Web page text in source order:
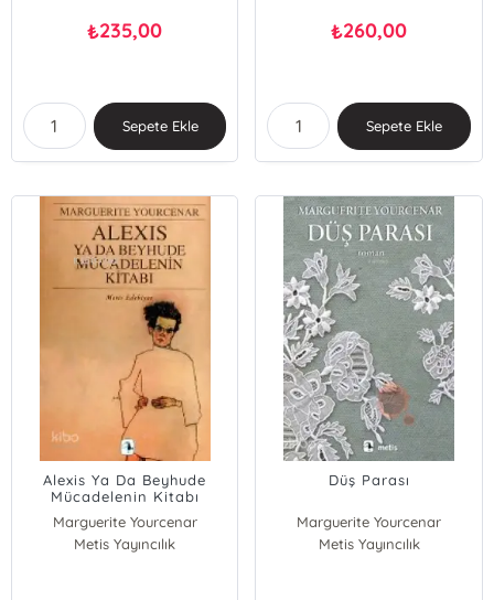
₺235,00
Sepete Ekle
₺260,00
Sepete Ekle
Alexis Ya Da Beyhude
Mücadelenin Kitabı
Marguerite Yourcenar
Metis Yayıncılık
Düş Parası
Marguerite Yourcenar
Metis Yayıncılık